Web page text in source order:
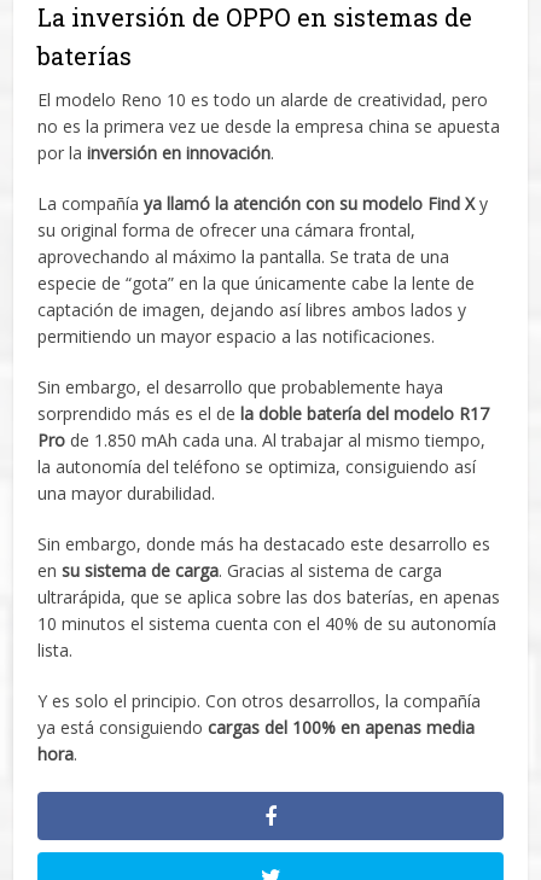
La inversión de OPPO en sistemas de
baterías
El modelo Reno 10 es todo un alarde de creatividad, pero
no es la primera vez ue desde la empresa china se apuesta
por lainversión en innovación.
La compañíaya llamó la atención con su modelo Find Xy
su original forma de ofrecer una cámara frontal,
aprovechando al máximo la pantalla. Se trata de una
especie de “gota” en la que únicamente cabe la lente de
captación de imagen, dejando así libres ambos lados y
permitiendo un mayor espacio a las notificaciones.
Sin embargo, el desarrollo que probablemente haya
sorprendido más es el de la doble batería del modelo R17
Pro de 1.850 mAh cada una. Al trabajar al mismo tiempo,
la autonomía del teléfono se optimiza, consiguiendo así
una mayor durabilidad.
Sin embargo, donde más ha destacado este desarrollo es
ensu sistema de carga. Gracias al sistema de carga
ultrarápida, que se aplica sobre las dos baterías, en apenas
10 minutos el sistema cuenta con el 40% de su autonomía
lista.
Y es solo el principio. Con otros desarrollos, la compañía
ya está consiguiendocargas del 100% en apenas media
hora.